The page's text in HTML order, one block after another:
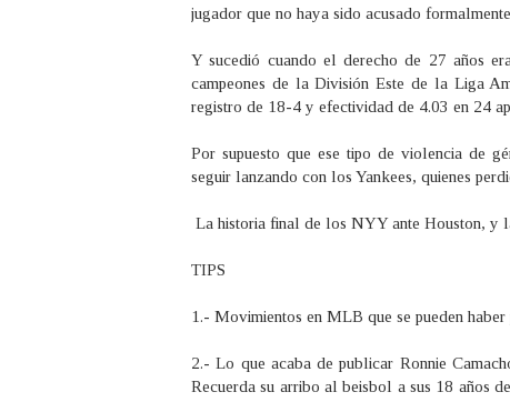
jugador que no haya sido acusado
Y sucedió cuando el derecho de 27 años
campeones de la División Este de la Liga
registro de 18-4 y efectividad de 4.03 en 24
Por supuesto que ese tipo de violencia de
seguir lanzando con los Yankees, quienes
La historia final de los NYY ante Houston, y
TIPS
1.- Movimientos en MLB que se pueden
2.- Lo que acaba de publicar Ronnie
Recuerda su arribo al beisbol a sus 18 años